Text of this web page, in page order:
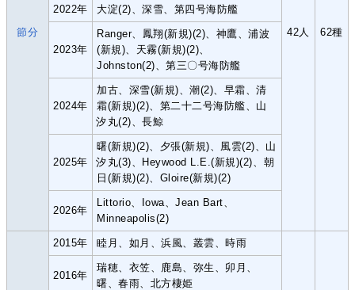
節分 42人 62種
2022年 大淀(2)、深雪、第四号海防艦
2023年
Ranger、鳳翔(新規)(2)、神鷹、浦波
(新規)、天霧(新規)(2)、
Johnston(2)、第三〇号海防艦
2024年
加古、深雪(新規)、潮(2)、早霜、清
霜(新規)(2)、第二十二号海防艦、山
汐丸(2)、長鯨
2025年
曙(新規)(2)、夕張(新規)、風雲(2)、山
汐丸(3)、Heywood L.E.(新規)(2)、朝
日(新規)(2)、Gloire(新規)(2)
2026年
Littorio、Iowa、Jean Bart、
Minneapolis(2)
2015年 睦月、如月、浜風、叢雲、時雨
2016年
瑞穂、衣笠、鹿島、弥生、卯月、
曙、春雨、北方棲姫